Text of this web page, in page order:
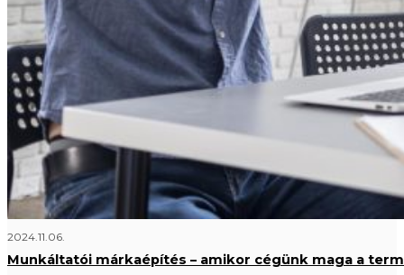
2024.11.06.
Munkáltatói márkaépítés – amikor cégünk maga a